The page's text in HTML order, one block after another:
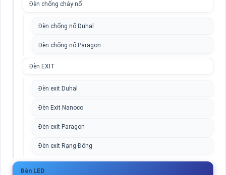
Đèn chống cháy nổ
Đèn chống nổ Duhal
Đèn chống nổ Paragon
Đèn EXIT
Đèn exit Duhal
Đèn Exit Nanoco
Đèn exit Paragon
Đèn exit Rạng Đông
Đèn LED